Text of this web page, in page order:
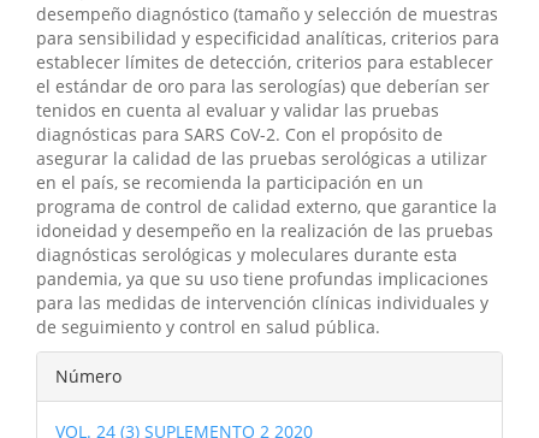
desempeño diagnóstico (tamaño y selección de muestras
para sensibilidad y especificidad analíticas, criterios para
establecer límites de detección, criterios para establecer
el estándar de oro para las serologías) que deberían ser
tenidos en cuenta al evaluar y validar las pruebas
diagnósticas para SARS CoV-2. Con el propósito de
asegurar la calidad de las pruebas serológicas a utilizar
en el país, se recomienda la participación en un
programa de control de calidad externo, que garantice la
idoneidad y desempeño en la realización de las pruebas
diagnósticas serológicas y moleculares durante esta
pandemia, ya que su uso tiene profundas implicaciones
para las medidas de intervención clínicas individuales y
de seguimiento y control en salud pública.
Detalles
del
Número
VOL. 24 (3) SUPLEMENTO 2 2020